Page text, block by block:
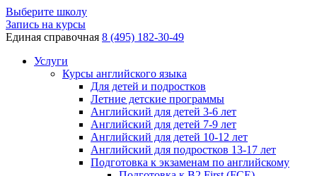
Выберите школу
Запись на курсы
Единая справочная 8 (495) 182-30-49
Услуги
Курсы английского языка
Для детей и подростков
Летние детские программы
Английский для детей 3-6 лет
Английский для детей 7-9 лет
Английский для детей 10-12 лет
Английский для подростков 13-17 лет
Подготовка к экзаменам по английскому